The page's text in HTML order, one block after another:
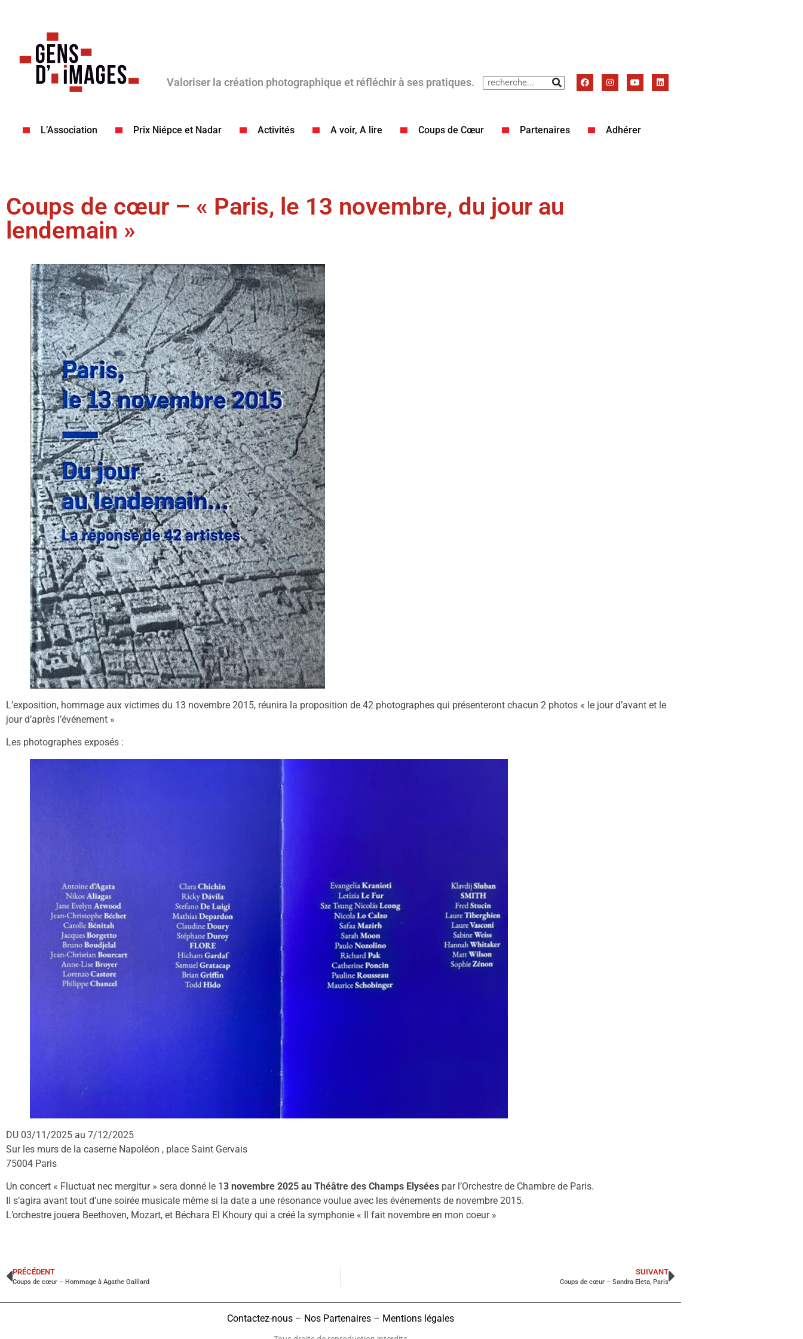
Valoriser la création photographique et réfléchir à ses pratiques.
L’Association Prix Niépce et Nadar Activités A voir, A lire Coups de Cœur​ Partenaires Adhérer
Coups de cœur – « Paris, le 13 novembre, du jour au
lendemain »
L’exposition, hommage aux victimes du 13 novembre 2015, réunira la proposition de 42 photographes qui présenteront chacun 2 photos « le jour d’avant et le
jour d’après l’événement »
Les photographes exposés :
DU 03/11/2025 au 7/12/2025
Sur les murs de la caserne Napoléon , place Saint Gervais
75004 Paris
Un concert « Fluctuat nec mergitur » sera donné le 1 3 novembre 2025 au Théâtre des Champs Elysées par l’Orchestre de Chambre de Paris.
Il s’agira avant tout d’une soirée musicale même si la date a une résonance voulue avec les événements de novembre 2015.
L’orchestre jouera Beethoven, Mozart, et Béchara El Khoury qui a créé la symphonie « Il fait novembre en mon coeur »
PRÉCÉDENT
Coups de cœur – Hommage à Agathe Gaillard
SUIVANT
Coups de cœur – Sandra Eleta, Paris
Contactez-nous – Nos Partenaires – Mentions légales